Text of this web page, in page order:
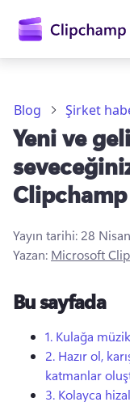
Oturum
Blog Şirket
Yeni ve
Yayın tarihi: 28
Yazan: Microsoft
Bu sayfada
1. Kulağa
2. Hazır ol,
katmanlar
3. Kolayca